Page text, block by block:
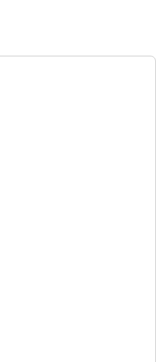
うに設計されています。
満たすコーティング